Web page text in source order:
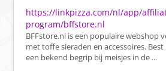
https://linkpizza.com/nl/app/
program/bffstore.nl
BFFstore.nl is een populaire webshop
met toffe sieraden en accessoires.
een bekend begrip bij meisjes in de ...